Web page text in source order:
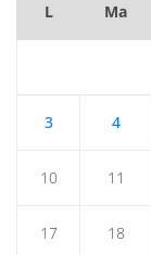
L Ma
3 4
10 11
17 18